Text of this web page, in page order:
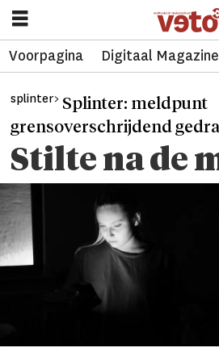
Voorpagina Digitaal Magazine
splinter> Splinter: meldpunt
grensoverschrijdend
Stilte na de